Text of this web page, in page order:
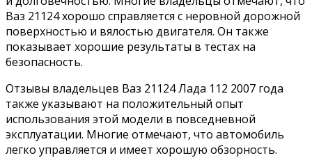
Ваз 21124 хорошо справляется с неровной дорожной
поверхностью и вялостью двигателя. Он также
показывает хорошие результаты в тестах на
безопасность.
Отзывы владельцев Ваз 21124 Лада 112 2007 года
также указывают на положительный опыт
использования этой модели в повседневной
эксплуатации. Многие отмечают, что автомобиль
легко управляется и имеет хорошую обзорность.